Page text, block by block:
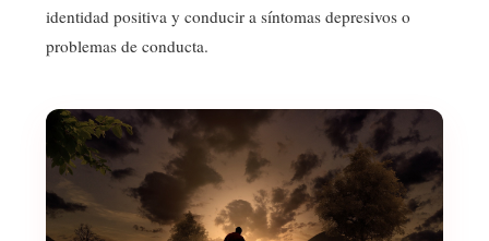
identidad positiva y conducir a síntomas depresivos o
problemas de conducta.